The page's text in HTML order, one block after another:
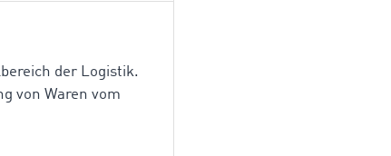
der Logistik.
von Waren vom